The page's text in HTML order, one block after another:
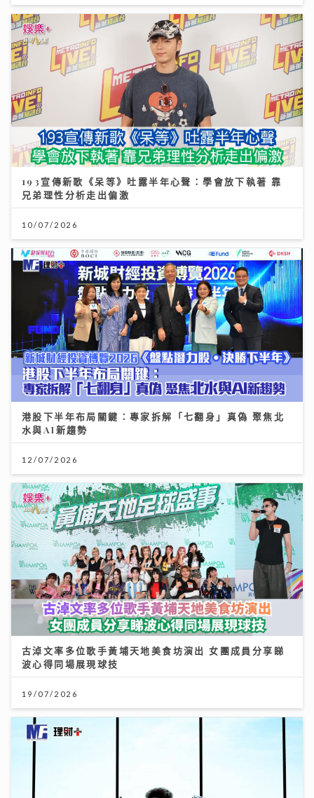
193宣傳新歌《呆等》吐露半年心聲：學會放下執著 靠
兄弟理性分析走出偏激
10/07/2026
港股下半年布局關鍵：專家拆解「七翻身」真偽 聚焦北
水與AI新趨勢
12/07/2026
古淖文率多位歌手黃埔天地美食坊演出 女團成員分享睇
波心得同場展現球技
19/07/2026